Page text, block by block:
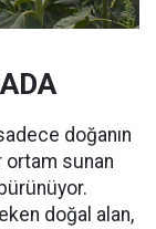
doğanın
ortam sunan
doğal alan,